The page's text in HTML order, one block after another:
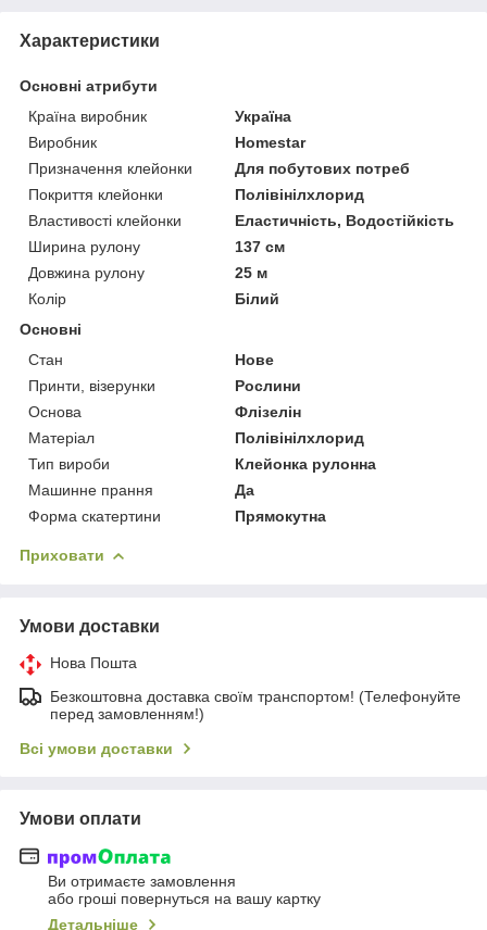
Характеристики
Основні атрибути
Країна виробник
Україна
Виробник
Homestar
Призначення клейонки
Для побутових потреб
Покриття клейонки
Полівінілхлорид
Властивості клейонки
Еластичність, Водостійкість
Ширина рулону
137 см
Довжина рулону
25 м
Колір
Білий
Основні
Стан
Нове
Принти, візерунки
Рослини
Основа
Флізелін
Матеріал
Полівінілхлорид
Тип вироби
Клейонка рулонна
Машинне прання
Да
Форма скатертини
Прямокутна
Приховати
Умови доставки
Нова Пошта
Безкоштовна доставка своїм транспортом! (Телефонуйте
перед замовленням!)
Всі умови доставки
Умови оплати
Ви отримаєте замовлення
або гроші повернуться на вашу картку
Детальніше